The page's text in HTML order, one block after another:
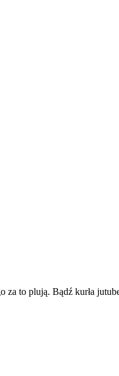
za to plują. Bądź kurła